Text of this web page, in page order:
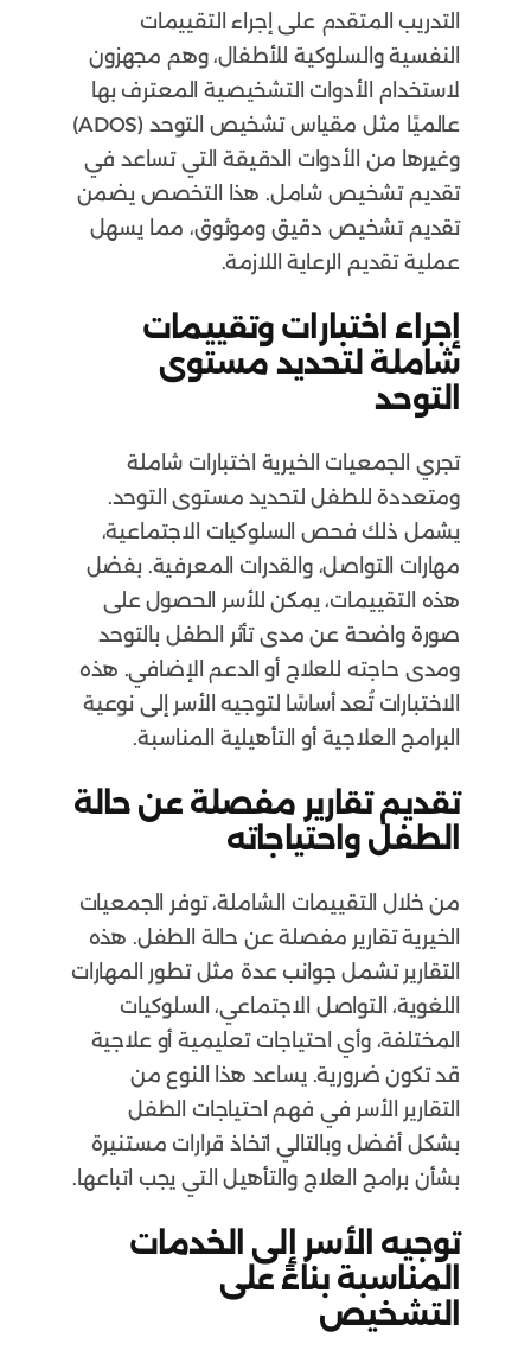
التدريب المتقدم على إجراء التقييمات
النفسية والسلوكية للأطفال، وهم مجهزون
لاستخدام الأدوات التشخيصية المعترف بها
عالميًا مثل مقياس تشخيص التوحد (ADOS)
وغيرها من الأدوات الدقيقة التي تساعد في
تقديم تشخيص شامل. هذا التخصص يضمن
تقديم تشخيص دقيق وموثوق، مما يسهل
عملية تقديم الرعاية اللازمة.
إجراء اختبارات وتقييمات
شاملة لتحديد مستوى
التوحد
تجري الجمعيات الخيرية اختبارات شاملة
ومتعددة للطفل لتحديد مستوى التوحد.
يشمل ذلك فحص السلوكيات الاجتماعية،
مهارات التواصل، والقدرات المعرفية. بفضل
هذه التقييمات، يمكن للأسر الحصول على
صورة واضحة عن مدى تأثر الطفل بالتوحد
ومدى حاجته للعلاج أو الدعم الإضافي. هذه
الاختبارات تُعد أساسًا لتوجيه الأسر إلى نوعية
البرامج العلاجية أو التأهيلية المناسبة.
تقديم تقارير مفصلة عن حالة
الطفل واحتياجاته
من خلال التقييمات الشاملة، توفر الجمعيات
الخيرية تقارير مفصلة عن حالة الطفل. هذه
التقارير تشمل جوانب عدة مثل تطور المهارات
اللغوية، التواصل الاجتماعي، السلوكيات
المختلفة، وأي احتياجات تعليمية أو علاجية
قد تكون ضرورية. يساعد هذا النوع من
التقارير الأسر في فهم احتياجات الطفل
بشكل أفضل وبالتالي اتخاذ قرارات مستنيرة
بشأن برامج العلاج والتأهيل التي يجب اتباعها.
توجيه الأسر إلى الخدمات
المناسبة بناءً على
التشخيص